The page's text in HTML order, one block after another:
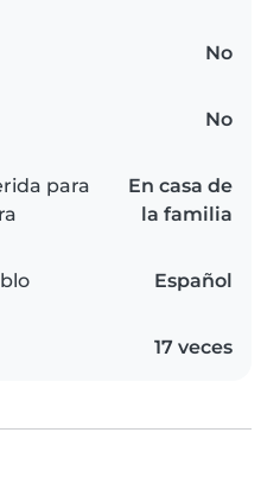
No
No
para
En casa de
la familia
Español
17 veces